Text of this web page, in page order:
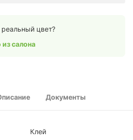
реальный цвет?
салона
Документы
Клей